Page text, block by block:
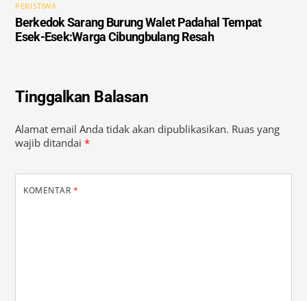
PERISTIWA
Berkedok Sarang Burung Walet Padahal Tempat
Esek-Esek:Warga Cibungbulang Resah
Tinggalkan Balasan
Alamat email Anda tidak akan dipublikasikan. Ruas yang
wajib ditandai*
KOMENTAR *